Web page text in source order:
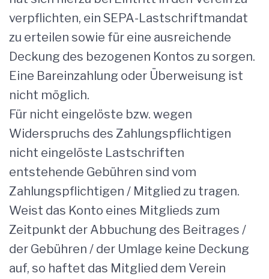
verpflichten, ein SEPA-Lastschriftmandat
zu erteilen sowie für eine ausreichende
Deckung des bezogenen Kontos zu sorgen.
Eine Bareinzahlung oder Überweisung ist
nicht möglich.
Für nicht eingelöste bzw. wegen
Widerspruchs des Zahlungspflichtigen
nicht eingelöste Lastschriften
entstehende Gebühren sind vom
Zahlungspflichtigen / Mitglied zu tragen.
Weist das Konto eines Mitglieds zum
Zeitpunkt der Abbuchung des Beitrages /
der Gebühren / der Umlage keine Deckung
auf, so haftet das Mitglied dem Verein